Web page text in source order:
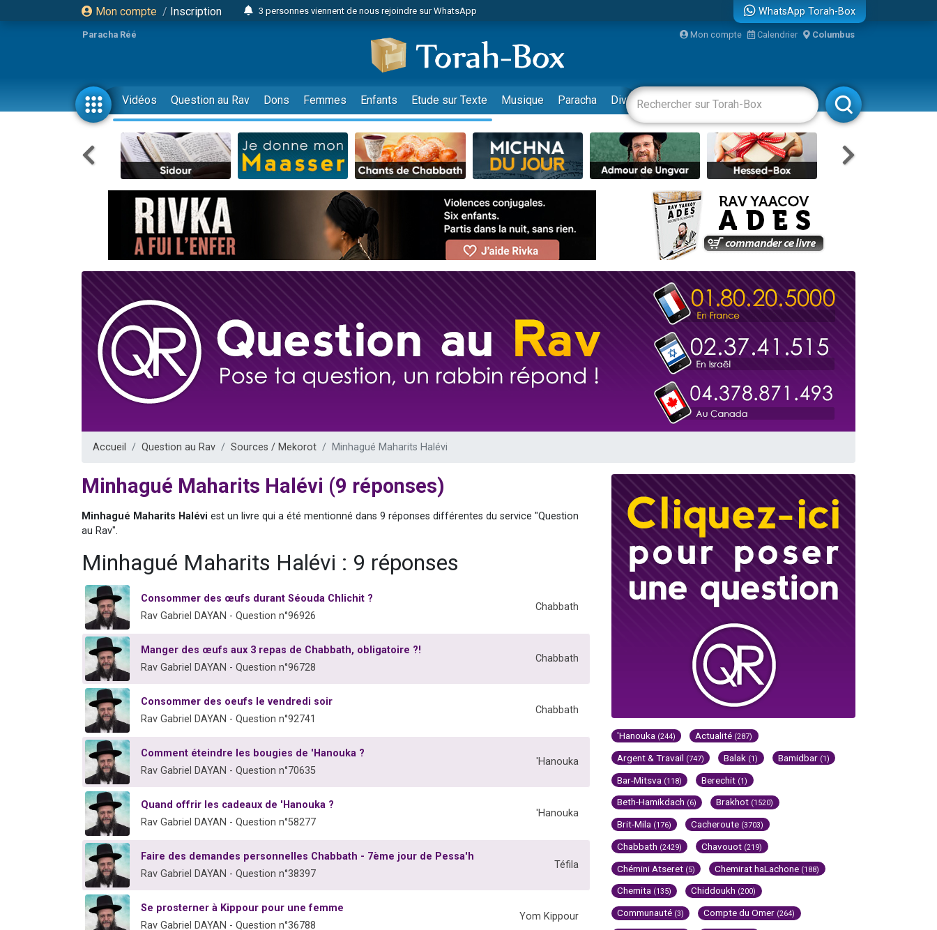
Mon compte / Inscription
3 personnes viennent de nous rejoindre sur WhatsApp
3 personnes viennent de faire un don pour 5 jours de vacances aux Orphelins
3 personnes viennent de faire un don pour Diane, 80 ans, dans un appartement insalubre
2 personnes viennent de nous rejoindre sur WhatsApp
13 personnes viennent de demander une bénédiction
30 personnes viennent de faire un don pour Sauvez la jambe de Yohan
Il reste 49 places pour étudier en groupe sur Zoom
12 nouvelles musiques dans Torah-Box Music
3 personnes viennent de nous rejoindre sur WhatsApp
2 personnes viennent de nous rejoindre sur WhatsApp
2 nouvelles musiques dans Torah-Box Music
3 personnes viennent de nous rejoindre sur WhatsApp
8 personnes viennent de faire un don pour Tsédaka : pauvres d'Israel
Nouvelle émission radio : Visions de grandeur n°104 : Le Chabbath et le Birkat Hamazone à travers le temps
61 personnes viennent de demander une bénédiction
Il reste 49 places pour étudier en groupe sur Zoom
Ariel vient de donner son Maasser
Nathaniel vient de donner son Maasser
WhatsApp Torah-Box
Paracha Réé Mon compte Calendrier Columbus
Vidéos Question au Rav Dons Femmes Enfants Etude sur Texte Musique Paracha Divertissements Livres Rabbanim
Accueil Question au Rav Sources / Mekorot Minhagué Maharits Halévi
Minhagué Maharits Halévi (9 réponses)
Minhagué Maharits Halévi est un livre qui a été mentionné dans 9 réponses différentes du service "Question
au Rav".
Minhagué Maharits Halévi : 9 réponses
Consommer des œufs durant Séouda Chlichit ?
Rav Gabriel DAYAN - Question n°96926
Chabbath
Manger des œufs aux 3 repas de Chabbath, obligatoire ?!
Rav Gabriel DAYAN - Question n°96728
Chabbath
Consommer des oeufs le vendredi soir
Rav Gabriel DAYAN - Question n°92741
Chabbath
Comment éteindre les bougies de 'Hanouka ?
Rav Gabriel DAYAN - Question n°70635
'Hanouka
Quand offrir les cadeaux de 'Hanouka ?
Rav Gabriel DAYAN - Question n°58277
'Hanouka
Faire des demandes personnelles Chabbath - 7ème jour de Pessa'h
Rav Gabriel DAYAN - Question n°38397
Téfila
Se prosterner à Kippour pour une femme
Rav Gabriel DAYAN - Question n°36788
Yom Kippour
'Hanouka (244) Actualité (287)
Argent & Travail (747) Balak (1) Bamidbar (1)
Bar-Mitsva (118) Berechit (1)
Beth-Hamikdach (6) Brakhot (1520)
Brit-Mila (176) Cacheroute (3703)
Chabbath (2429) Chavouot (219)
Chémini Atseret (5) Chemirat haLachone (188)
Chemita (135) Chiddoukh (200)
Communauté (3) Compte du Omer (264)